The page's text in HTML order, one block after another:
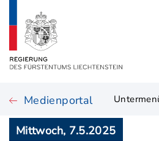
Medienportal
Mittwoch, 7.5.2025